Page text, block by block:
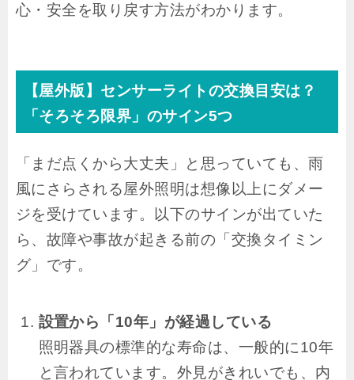
心・安全を取り戻す方法がわかります。
【屋外版】センサーライトの交換目安は？
「そろそろ限界」のサイン5つ
「まだ点くから大丈夫」と思っていても、雨
風にさらされる屋外照明は想像以上にダメー
ジを受けています。以下のサインが出ていた
ら、故障や事故が起きる前の「交換タイミン
グ」です。
設置から「10年」が経過している
照明器具の標準的な寿命は、一般的に10年
と言われています。外見がきれいでも、内